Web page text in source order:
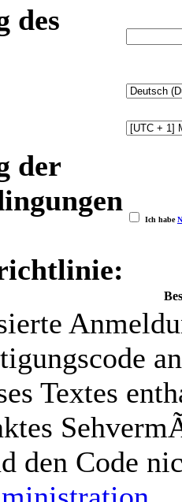
des
der
Ich habe
Textes
den Code